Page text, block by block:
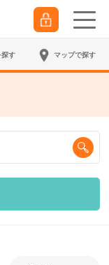
探す マップで探す